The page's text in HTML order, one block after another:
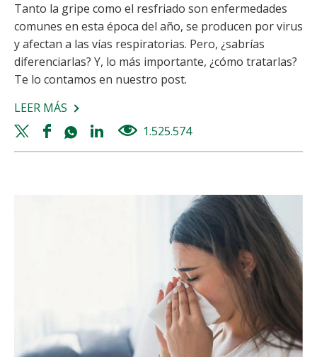
Tanto la gripe como el resfriado son enfermedades
comunes en esta época del año, se producen por virus
y afectan a las vías respiratorias. Pero, ¿sabrías
diferenciarlas? Y, lo más importante, ¿cómo tratarlas?
Te lo contamos en nuestro post.
LEER MÁS SOBRE
¿GRIPE
O
Twitter
share
Facebook
share
Whatsapp
share
Linkedin
share
1.525.574views